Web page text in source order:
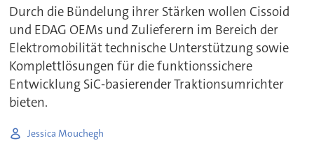
Durch die Bündelung ihrer Stärken wollen Cissoid
und EDAG OEMs und Zulieferern im Bereich der
Elektromobilität technische Unterstützung sowie
Komplettlösungen für die funktionssichere
Entwicklung SiC-basierender Traktionsumrichter
bieten.
Jessica Mouchegh